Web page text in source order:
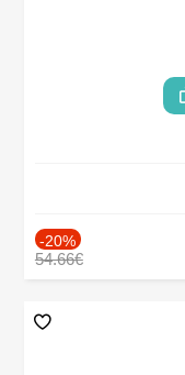
-20%
54.66€